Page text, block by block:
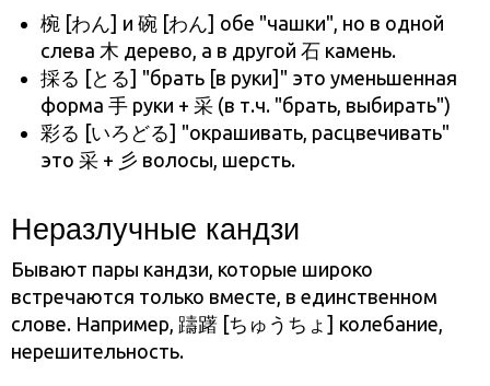
椀 [わん] и 碗 [わん] обе "чашки", но в одной
слева 木 дерево, а в другой 石 камень.
採る [とる] "брать [в руки]" это уменьшенная
форма 手 руки + 采 (в т.ч. "брать, выбирать")
彩る [いろどる] "окрашивать, расцвечивать"
это 采 + 彡 волосы, шерсть.
Неразлучные кандзи
Бывают пары кандзи, которые широко
встречаются только вместе, в единственном
слове. Например, 躊躇 [ちゅうちょ] колебание,
нерешительность.